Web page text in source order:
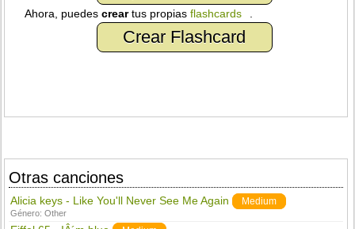
Ahora, puedescreartus propiasflashcards
Crear Flashcard
Otras canciones
Alicia keys - Like You'll Never See Me Again Medium
Género:Other